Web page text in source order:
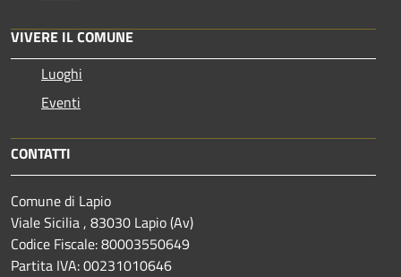
VIVERE IL COMUNE
Luoghi
Eventi
CONTATTI
Comune di Lapio
Viale Sicilia , 83030 Lapio (Av)
Codice Fiscale: 80003550649
Partita IVA: 00231010646